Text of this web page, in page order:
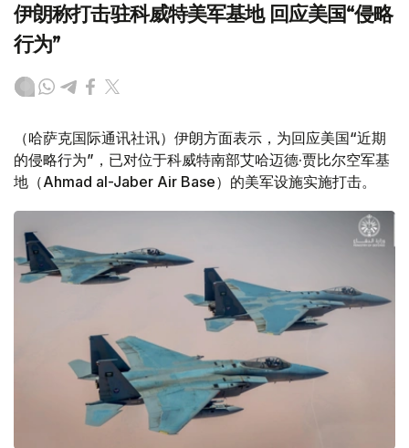
伊朗称打击驻科威特美军基地 回应美国“侵略
行为”
（哈萨克国际通讯社讯）伊朗方面表示，为回应美国“近期
的侵略行为”，已对位于科威特南部艾哈迈德·贾比尔空军基
地（Ahmad al-Jaber Air Base）的美军设施实施打击。